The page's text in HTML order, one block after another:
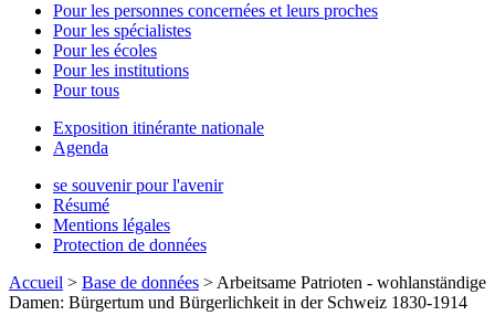
Pour les personnes concernées et leurs proches
Pour les spécialistes
Pour les écoles
Pour les institutions
Pour tous
Exposition itinérante nationale
Agenda
se souvenir pour l'avenir
Résumé
Mentions légales
Protection de données
Accueil > Base de données > Arbeitsame Patrioten - wohlanständige
Damen: Bürgertum und Bürgerlichkeit in der Schweiz 1830-1914